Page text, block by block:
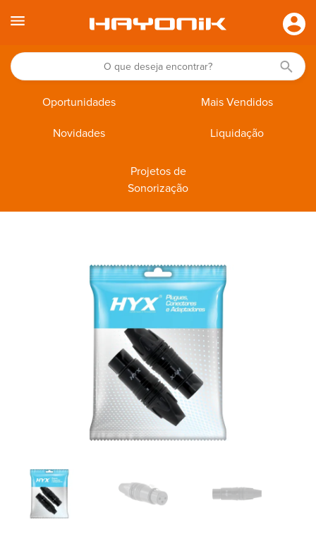
Oportunidades Mais Vendidos
Novidades Liquidação
Projetos de
Sonorização